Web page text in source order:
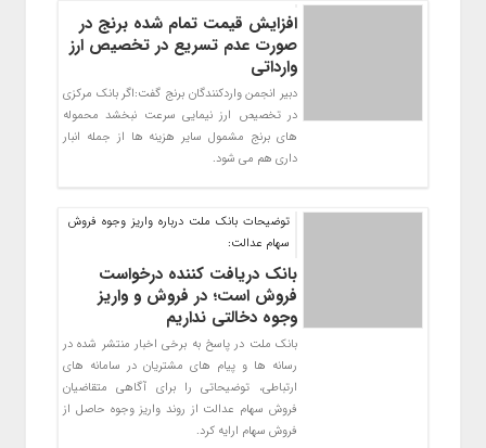
افزایش قیمت تمام شده برنج در
صورت عدم تسریع در تخصیص ارز
وارداتی
دبیر انجمن واردکنندگان برنج گفت:اگر بانک مرکزی
در تخصیص ارز نیمایی سرعت نبخشد محموله
های برنج مشمول سایر هزینه ها از جمله انبار
داری هم می شود.
توضیحات بانک ملت درباره واریز وجوه فروش
سهام عدالت:
بانک دریافت کننده درخواست
فروش است؛ در فروش و واریز
وجوه دخالتی نداریم
بانک ملت در پاسخ به برخی اخبار منتشر شده در
رسانه ها و پیام های مشتریان در سامانه های
ارتباطی، توضیحاتی را برای آگاهی متقاضیان
فروش سهام عدالت از روند واریز وجوه حاصل از
فروش سهام ارایه کرد.